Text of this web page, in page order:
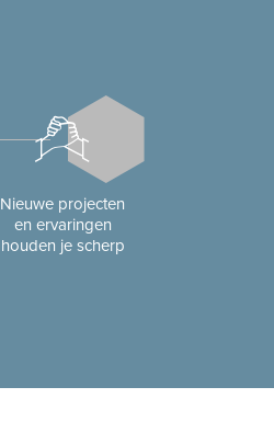
Nieuwe projecten
en ervaringen
houden je scherp